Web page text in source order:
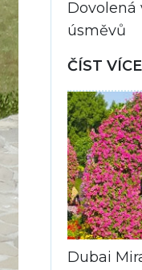
Dovolená
úsměvů
ČÍST VÍCE
Dubai